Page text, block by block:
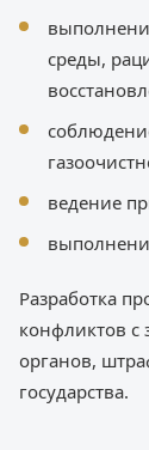
среды,
ведение
Разработка
конфликтов
органов,
государства.